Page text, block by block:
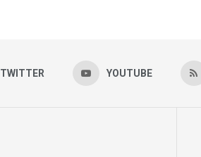
TWITTER YOUTUBE